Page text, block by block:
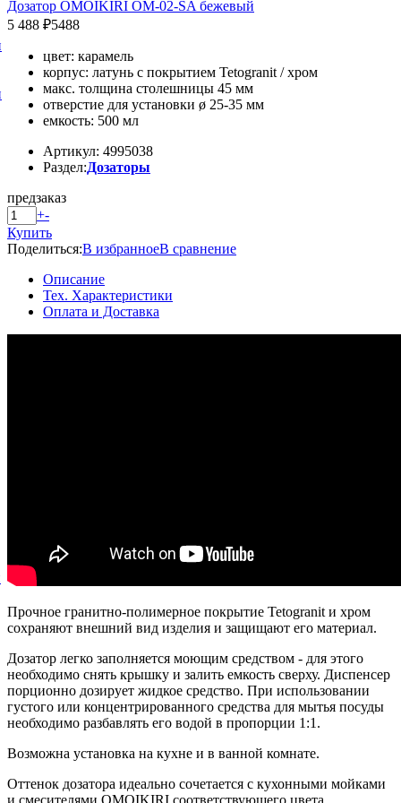
Дозатор OMOIKIRI OM-02-SA бежевый
5 488 ₽5488
цвет: карамель
корпус: латунь с покрытием Tetogranit / хром
макс. толщина столешницы 45 мм
отверстие для установки ø 25-35 мм
емкость: 500 мл
Артикул: 4995038
Раздел:Дозаторы
предзаказ
+-
Купить
Поделиться:В избранноеВ сравнение
Описание
Тех. Характеристики
Оплата и Доставка
Прочное гранитно-полимерное покрытие Tetogranit и хром
сохраняют внешний вид изделия и защищают его материал.
Дозатор легко заполняется моющим средством - для этого
необходимо снять крышку и залить емкость сверху. Диспенсер
порционно дозирует жидкое средство. При использовании
густого или концентрированного средства для мытья посуды
необходимо разбавлять его водой в пропорции 1:1.
Возможна установка на кухне и в ванной комнате.
Оттенок дозатора идеально сочетается с кухонными мойками